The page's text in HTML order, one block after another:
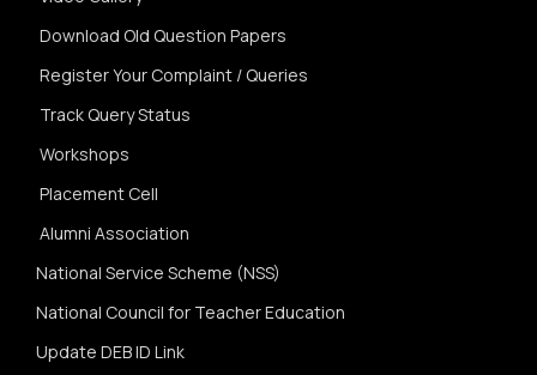
Download Old Question Papers
Register Your Complaint / Queries
Track Query Status
Workshops
Placement Cell
Alumni Association
National Service Scheme (NSS)
National Council for Teacher Education
Update DEB ID Link